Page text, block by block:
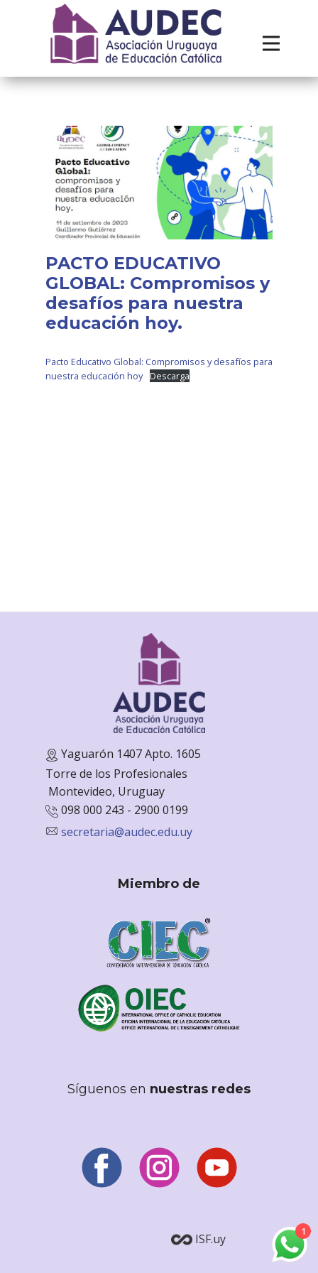
Institucional
Recursos
PACTO EDUCATIVO
GLOBAL: Compromisos y
desafíos para nuestra
educación hoy.
Pacto Educativo Global: Compromisos y desafíos para
nuestra educación hoy Descarga
Yaguarón 1407 Apto. 1605
Torre de los Profesionales
Montevideo, Uruguay
098 000 243 - 2900 0199
secretaria@audec.edu.uy
Miembro de
Síguenos en nuestras redes
ISF.uy 1